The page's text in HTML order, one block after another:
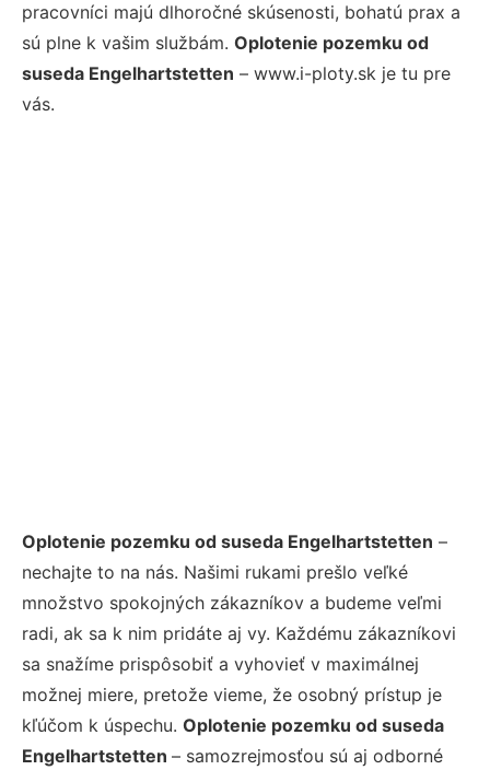
pracovníci majú dlhoročné skúsenosti, bohatú prax a
sú plne k vašim službám. Oplotenie pozemku od
suseda Engelhartstetten – www.i-ploty.sk je tu pre
vás.
Oplotenie pozemku od suseda Engelhartstetten –
nechajte to na nás. Našimi rukami prešlo veľké
množstvo spokojných zákazníkov a budeme veľmi
radi, ak sa k nim pridáte aj vy. Každému zákazníkovi
sa snažíme prispôsobiť a vyhovieť v maximálnej
možnej miere, pretože vieme, že osobný prístup je
kľúčom k úspechu. Oplotenie pozemku od suseda
Engelhartstetten – samozrejmosťou sú aj odborné